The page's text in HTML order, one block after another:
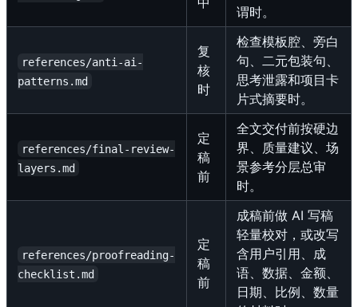
谓时。
references/anti-ai-
patterns.md
复
核
时
检查模板腔、旁白
句、二元包装句、
思考泄露和项目卡
片式摘要时。
references/final-review-
layers.md
定
稿
前
全文交付前按硬边
界、质量建议、场
景参考分层总审
时。
references/proofreading-
checklist.md
定
稿
前
成稿前做 AI 写稿
轻量校对，或改写
含用户引用、成
语、数据、金额、
日期、比例、数量